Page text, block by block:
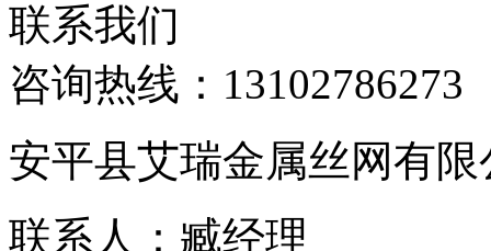
联系我们
咨询热线： 13102786273
安平县艾瑞金属丝网有限
联系人：臧经理